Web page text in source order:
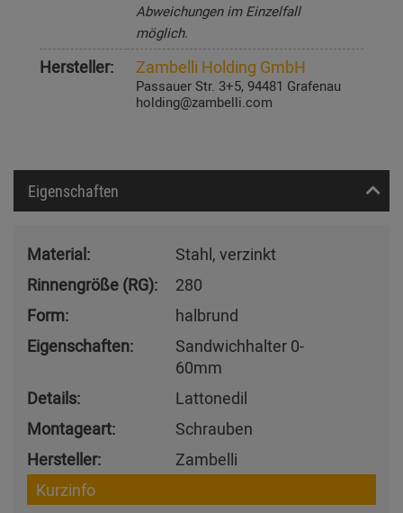
Abweichungen im Einzelfall
möglich.
Hersteller: Zambelli Holding GmbH
Passauer Str. 3+5, 94481 Grafenau
holding@zambelli.com
Eigenschaften
Material:
Stahl, verzinkt
Rinnengröße (RG):
280
Form:
halbrund
Eigenschaften:
Sandwichhalter 0-
60mm
Details:
Lattonedil
Montageart:
Schrauben
Hersteller:
Zambelli
Kurzinfo